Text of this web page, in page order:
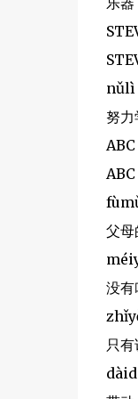
nǔlì
努力
父母
没有
只